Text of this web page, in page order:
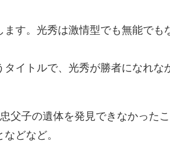
ます。光秀は激情型でも無能でも
タイトルで、光秀が勝者になれな
忠父子の遺体を発見できなかったこ
どなど。